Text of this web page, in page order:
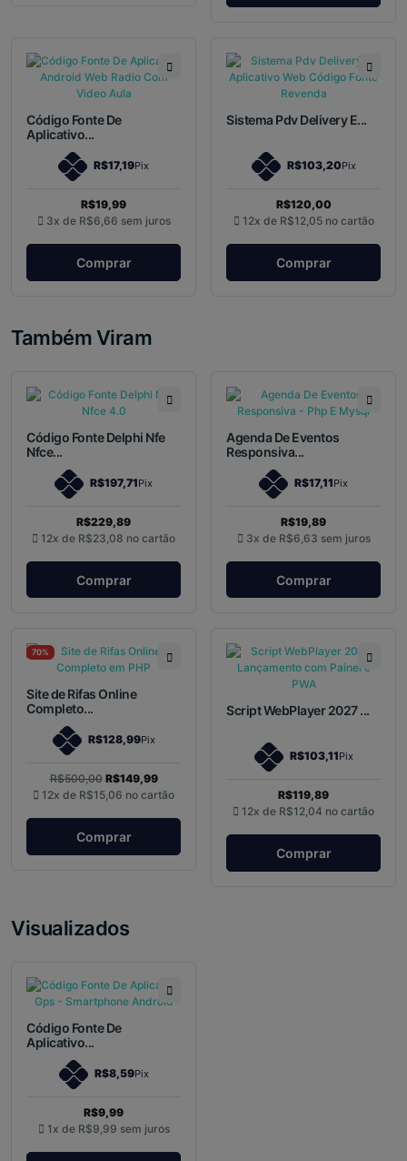
Código Fonte De
Aplicativo...
R$17,19Pix
R$19,99
3x de R$6,66 sem juros
Comprar
Sistema Pdv Delivery E...
R$103,20Pix
R$120,00
12x de R$12,05 no cartão
Comprar
Também Viram
Código Fonte Delphi Nfe
Nfce...
R$197,71Pix
R$229,89
12x de R$23,08 no cartão
Comprar
Agenda De Eventos
Responsiva...
R$17,11Pix
R$19,89
3x de R$6,63 sem juros
Comprar
70%
Site de Rifas Online
Completo...
R$128,99Pix
R$500,00 R$149,99
12x de R$15,06 no cartão
Comprar
Script WebPlayer 2027 ...
R$103,11Pix
R$119,89
12x de R$12,04 no cartão
Comprar
Visualizados
Código Fonte De
Aplicativo...
R$8,59Pix
R$9,99
1x de R$9,99 sem juros